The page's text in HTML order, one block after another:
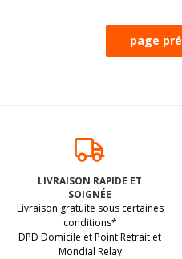
LIVRAISON RAPIDE ET
SOIGNÉE
Livraison gratuite sous certaines
conditions*
DPD Domicile et Point Retrait et
Mondial Relay